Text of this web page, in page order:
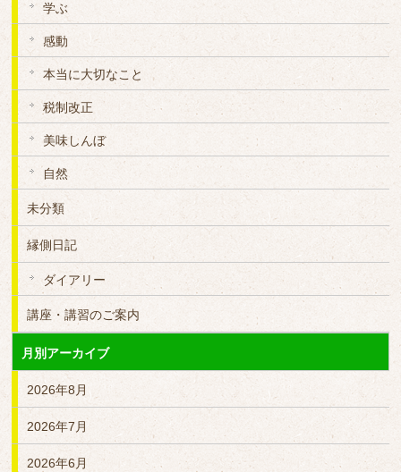
学ぶ
感動
本当に大切なこと
税制改正
美味しんぼ
自然
未分類
縁側日記
ダイアリー
講座・講習のご案内
月別アーカイブ
2026年8月
2026年7月
2026年6月